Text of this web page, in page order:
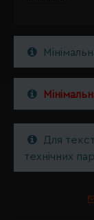
Для
технічних